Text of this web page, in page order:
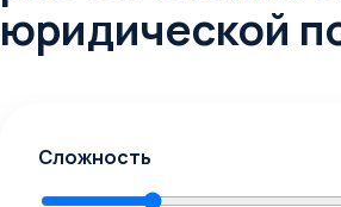
юридической
Сложность